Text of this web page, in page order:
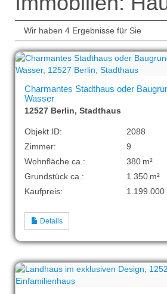
Wir haben 4 Ergebnisse für Sie
Charmantes Stadthaus oder
Wasser
12527 Berlin, Stadthaus
Objekt ID:
2088
Zimmer:
9
Wohnfläche ca.:
380 m²
Grund­stück ca.:
1.350 m²
Kaufpreis:
1.199.000
Details